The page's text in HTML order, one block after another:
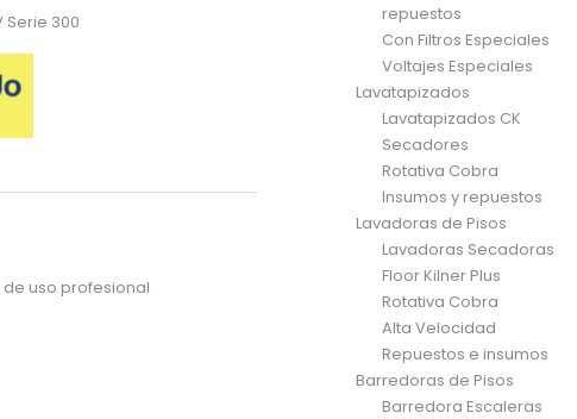
300
de uso profesional
repuestos
Con Filtros Especiales
Voltajes Especiales
Lavatapizados
Lavatapizados CK
Secadores
Rotativa Cobra
Insumos y repuestos
Lavadoras de Pisos
Lavadoras Secadoras
Floor Kilner Plus
Rotativa Cobra
Alta Velocidad
Repuestos e insumos
Barredoras de Pisos
Barredora Escaleras